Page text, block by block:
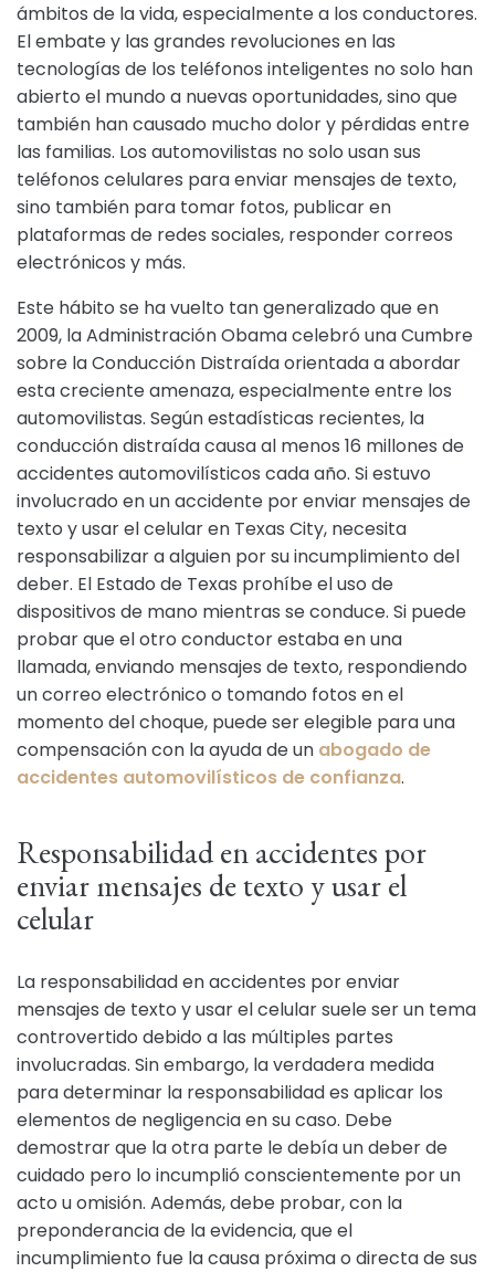
ámbitos de la vida, especialmente a los conductores.
El embate y las grandes revoluciones en las
tecnologías de los teléfonos inteligentes no solo han
abierto el mundo a nuevas oportunidades, sino que
también han causado mucho dolor y pérdidas entre
las familias. Los automovilistas no solo usan sus
teléfonos celulares para enviar mensajes de texto,
sino también para tomar fotos, publicar en
plataformas de redes sociales, responder correos
electrónicos y más.
Este hábito se ha vuelto tan generalizado que en
2009, la Administración Obama celebró una Cumbre
sobre la Conducción Distraída orientada a abordar
esta creciente amenaza, especialmente entre los
automovilistas. Según estadísticas recientes, la
conducción distraída causa al menos 16 millones de
accidentes automovilísticos cada año. Si estuvo
involucrado en un accidente por enviar mensajes de
texto y usar el celular en Texas City, necesita
responsabilizar a alguien por su incumplimiento del
deber. El Estado de Texas prohíbe el uso de
dispositivos de mano mientras se conduce. Si puede
probar que el otro conductor estaba en una
llamada, enviando mensajes de texto, respondiendo
un correo electrónico o tomando fotos en el
momento del choque, puede ser elegible para una
compensación con la ayuda de un abogado de
accidentes automovilísticos de confianza.
Responsabilidad en accidentes por
enviar mensajes de texto y usar el
celular
La responsabilidad en accidentes por enviar
mensajes de texto y usar el celular suele ser un tema
controvertido debido a las múltiples partes
involucradas. Sin embargo, la verdadera medida
para determinar la responsabilidad es aplicar los
elementos de negligencia en su caso. Debe
demostrar que la otra parte le debía un deber de
cuidado pero lo incumplió conscientemente por un
acto u omisión. Además, debe probar, con la
preponderancia de la evidencia, que el
incumplimiento fue la causa próxima o directa de sus